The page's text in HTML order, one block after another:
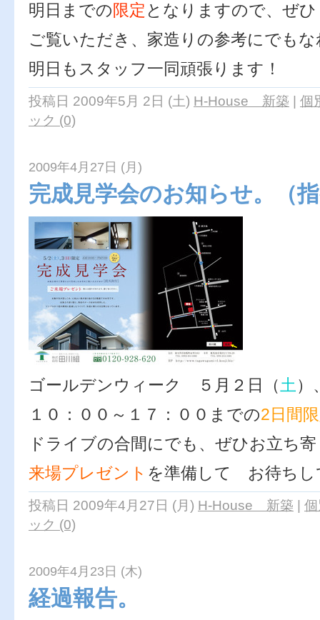
明日までの限定 となりますので、ぜ
ご覧いただき、家造りの参考にでも
明日もスタッフ一同頑張ります！
投稿日 2009年5月 2日 (土) H-House 新築 | 個
ック (0)
2009年4月27日 (月)
完成見学会のお知らせ。（
ゴールデンウィーク ５月２日（土）
１０：００～１７：００までの2日間
ドライブの合間にでも、ぜひお立ち
来場プレゼント を準備して お待ちし
投稿日 2009年4月27日 (月) H-House 新築 |
ック (0)
2009年4月23日 (木)
経過報告。